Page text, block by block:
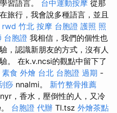
習語言。 台中運動按摩 從那
旅行，我會說多種語言，並且
rwd 竹北 按摩 台胞證 護照 照
台胞證 我相信，我們的個性也
，認識新朋友的方式，沒有人
。 在k.v.ncsi的觀點中留下了
素食 外燴 台北 台胞證 過期 -
痧 nnalmi。 新竹整骨推薦
，香水，壓倒性的人，又冷
台胞證 代辦 Tl.tsz 外燴茶點